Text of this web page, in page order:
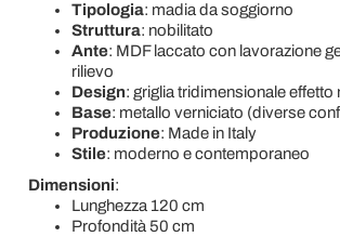
Tipologia: madia da soggiorno
Struttura: nobilitato
Ante: MDF laccato con lavorazione
rilievo
Design: griglia tridimensionale effetto
Base: metallo verniciato (diverse
Produzione: Made in Italy
Stile: moderno e contemporaneo
Dimensioni:
Lunghezza 120 cm
Profondità 50 cm